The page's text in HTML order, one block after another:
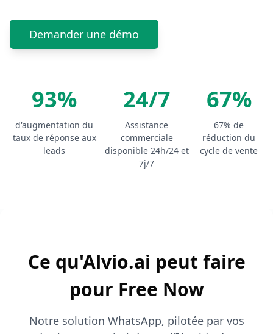
Demander une démo
93%
d'augmentation du
taux de réponse aux
leads
24/7
Assistance
commerciale
disponible 24h/24 et
7j/7
67%
67% de
réduction du
cycle de vente
Ce qu'Alvio.ai peut faire
pour Free Now
Notre solution WhatsApp, pilotée par vos